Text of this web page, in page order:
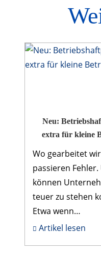
Neu:
extra für kleine
Wo gearbeitet
passieren
können
teuer zu stehen
Etwa wenn
Kundeneigentum
Artikel lesen